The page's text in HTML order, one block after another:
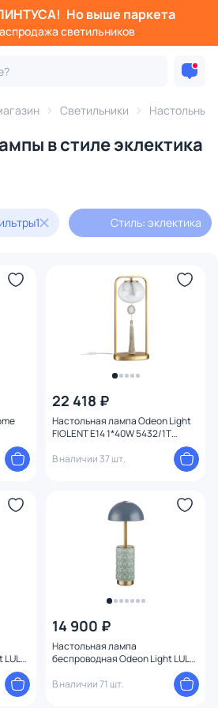
Но выше паркета
светильников
Светильники Настольные
в стиле эклектика
1 Стиль: эклектика
22 418 ₽
Настольная лампа Odeon Light
FIOLENT E14 1*40W 5432/1T
В наличии 37 шт.
14 900 ₽
Настольная лампа
беспроводная Odeon Light LULU
VISION
В наличии 71 шт.
Фильтры
с абажуром
13
До